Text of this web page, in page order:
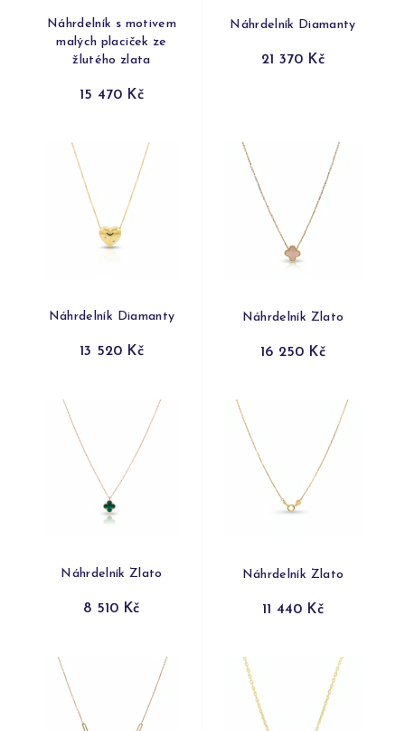
Náhrdelník s motivem
malých placiček ze
žlutého zlata
15 470 Kč
Náhrdelník Diamanty
21 370 Kč
Náhrdelník Diamanty
13 520 Kč
Náhrdelník Zlato
16 250 Kč
Náhrdelník Zlato
8 510 Kč
Náhrdelník Zlato
11 440 Kč